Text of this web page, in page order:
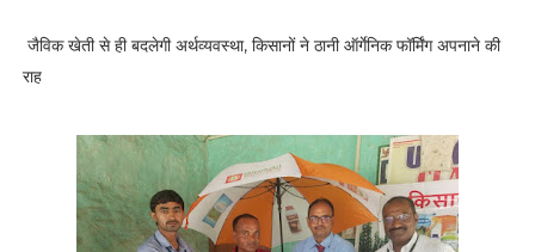
जैविक खेती से ही बदलेगी अर्थव्यवस्था, किसानों ने ठानी ऑर्गेनिक फॉर्मिंग अपनाने की
राह